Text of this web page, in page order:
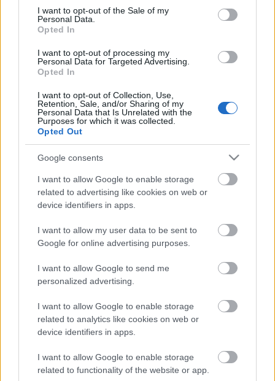
consent section.
I want to opt-out of the Sale of my
Personal Data.
Opted In
I want to opt-out of processing my
Personal Data for Targeted Advertising.
Opted In
I want to opt-out of Collection, Use,
Retention, Sale, and/or Sharing of my
Personal Data that Is Unrelated with the
Purposes for which it was collected.
Opted Out
Google consents
I want to allow Google to enable storage
related to advertising like cookies on web or
device identifiers in apps.
I want to allow my user data to be sent to
Google for online advertising purposes.
I want to allow Google to send me
personalized advertising.
I want to allow Google to enable storage
related to analytics like cookies on web or
device identifiers in apps.
I want to allow Google to enable storage
related to functionality of the website or app.
(Forrás: Tünet Együttes)